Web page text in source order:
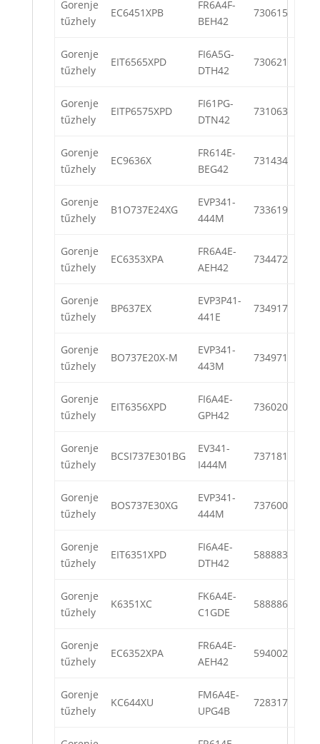
Gorenje
tűzhely
EC6451XPB
FR6A4F-
BEH42
730615
Gorenje
tűzhely
EIT6565XPD
FI6A5G-
DTH42
730621
Gorenje
tűzhely
EITP6575XPD
FI61PG-
DTN42
731063
Gorenje
tűzhely
EC9636X
FR614E-
BEG42
731434
Gorenje
tűzhely
B1O737E24XG
EVP341-
444M
733619
Gorenje
tűzhely
EC6353XPA
FR6A4E-
AEH42
734472
Gorenje
tűzhely
BP637EX
EVP3P41-
441E
734917
Gorenje
tűzhely
BO737E20X-M
EVP341-
443M
734971
Gorenje
tűzhely
EIT6356XPD
FI6A4E-
GPH42
736020
Gorenje
tűzhely
BCSI737E301BG
EV341-
I444M
737181
Gorenje
tűzhely
BOS737E30XG
EVP341-
444M
737600
Gorenje
tűzhely
EIT6351XPD
FI6A4E-
DTH42
588883
Gorenje
tűzhely
K6351XC
FK6A4E-
C1GDE
588886
Gorenje
tűzhely
EC6352XPA
FR6A4E-
AEH42
594002
Gorenje
tűzhely
KC644XU
FM6A4E-
UPG4B
728317